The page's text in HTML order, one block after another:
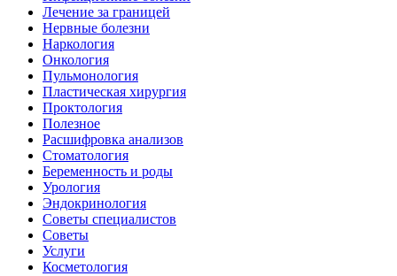
Лечение за границей
Нервные болезни
Наркология
Онкология
Пульмонология
Пластическая хирургия
Проктология
Полезное
Расшифровка анализов
Стоматология
Беременность и роды
Урология
Эндокринология
Советы специалистов
Советы
Услуги
Косметология